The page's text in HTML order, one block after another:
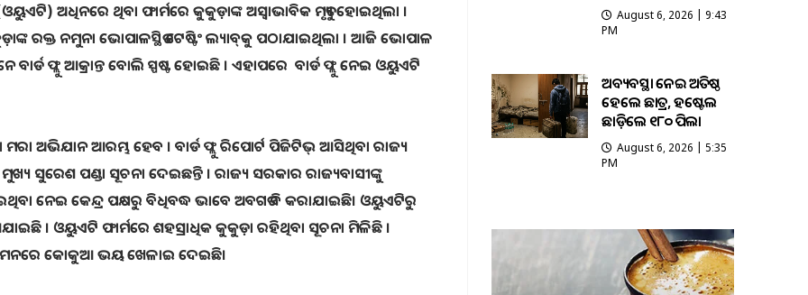
ଅଧିନରେ ଥିବା ଫାର୍ମରେ କୁକୁଡ଼ାଙ୍କ ଅସ୍ୱାଭାବିକ ମୃତ୍ୟୁ ହୋଇଥିଲା ।
ରକ୍ତ ନମୁନା ଭୋପାଳସ୍ଥିତ ଟେଷ୍ଟିଂ ଲ୍ୟାବ୍‌କୁ ପଠାଯାଇଥିଲା । ଆଜି ଭୋପାଳ
ଫ୍ଲୁ ଆକ୍ରାନ୍ତ ବୋଲି ସ୍ପଷ୍ଟ ହୋଇଛି । ଏହାପରେ ବାର୍ଡ ଫ୍ଲୁ ନେଇ ଓୟୁଏଟି
ମରା ଅଭିଯାନ ଆରମ୍ଭ ହେବ । ବାର୍ଡ ଫ୍ଲୁ ରିପୋର୍ଟ ପିଜିଟିଭ୍‌ ଆସିଥିବା ରାଜ୍ୟ
ପଣ୍ଡା ସୂଚନା ଦେଇଛନ୍ତି । ରାଜ୍ୟ ସରକାର ରାଜ୍ୟବାସୀଙ୍କୁ
ନେଇ କେନ୍ଦ୍ର ପକ୍ଷରୁ ବିଧିବଦ୍ଧ ଭାବେ ଅବଗତ ବି କରାଯାଇଛି। ଓୟୁଏଟିରୁ
। ଓୟୁଏଟି ଫାର୍ମରେ ଶହସ୍ରାଧିକ କୁକୁଡ଼ା ରହିଥିବା ସୂଚନା ମିଳିଛି ।
ମନରେ କୋକୁଆ ଭୟ ଖେଳାଇ ଦେଇଛି।
August 6, 2026 | 9:43
PM
ଅବ୍ୟବସ୍ଥା ନେଇ ଅତିଷ୍ଠ
ହେଲେ ଛାତ୍ର, ହଷ୍ଟେଲ
ଛାଡ଼ିଲେ ୧୮୦ ପିଲା
August 6, 2026 | 5:35
PM